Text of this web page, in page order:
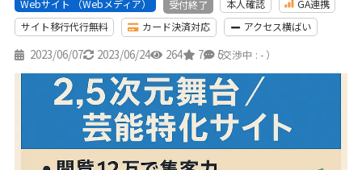
Webサイト （Webメディア） 受付終了 本人確認
GA連携
サイト移行代行無料
カード決済対応 アクセス横ばい
2023/06/07 2023/06/24 264 7 5
（交渉中 : - ）